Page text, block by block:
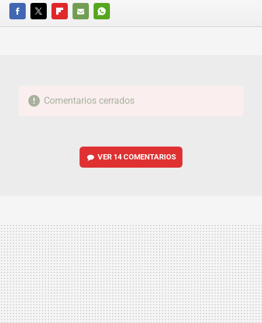
FACEBOOKTWITTERFLIPBOARD
E-
WHATSAPP
Comentarios cerrados
VER 14 COMENTARIOS